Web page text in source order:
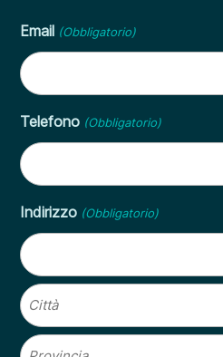
Email (Obbligatorio)
Telefono (Obbligatorio)
Indirizzo (Obbligatorio)
Via
Citta